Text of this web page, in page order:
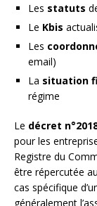
Les statuts
Le Kbis
Les
email)
La situation
régime
Le décret
pour les
Registre du
être répercutée
cas spécifique
généralement